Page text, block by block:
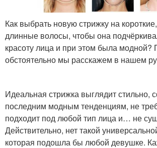
Как выбрать новую стрижку на
длинные волосы, чтобы она
красоту лица и при этом была модной?
обстоятельно мы расскажем в нашем
Идеальная стрижка выглядит стильно,
последним модным тенденциям, не
подходит под любой тип лица и… не
Действительно, нет такой
которая подошла бы любой девушке.